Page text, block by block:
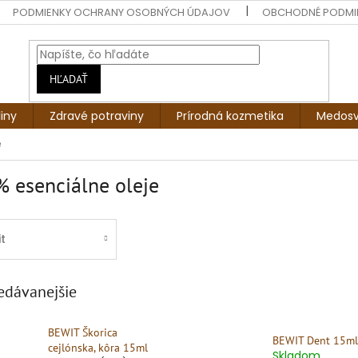
PODMIENKY OCHRANY OSOBNÝCH ÚDAJOV OBCHODNÉ
HĽADAŤ
Zdravé potraviny Prírodná kozmetika
esenciálne oleje
BEWIT Škorica
cejlónska, kôra 15ml
BEWIT Dent 15ml